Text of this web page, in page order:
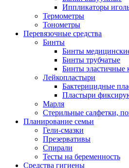
Иппликаторы
Термометры
Тонометры
Перевязочные средства
Бинты
Бинты
Бинты трубчатые
Бинты эластичные
Лейкопластыри
Бактерицидные
Пластыри
Марля
Стерильные салфетки,
Планирование семьи
Гели-смазки
Презервативы
Спирали
Тесты на беременность
Средства гигиены